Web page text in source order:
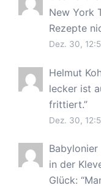
New York
Rezepte
Dez. 30,
Helmut
lecker ist
frittiert.”
Dez. 30,
Babylonier
in der
Glück: “